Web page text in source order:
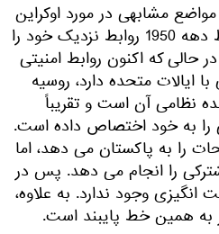
مشابهی در مورد اوکراین
اتخاذ کرده اند. هند از اواسط دهه 1950 روابط نزدیک خود را
که اکنون روابط امنیتی
متحده دارد، روسیه
نظامی آن است و تقریباً
به خود اختصاص داده است.
را به پاکستان می دهد، اما
مشترکی را انجام می دهد. پس در
وجود ندارد. به علاوه،
همین خط پایبند است.